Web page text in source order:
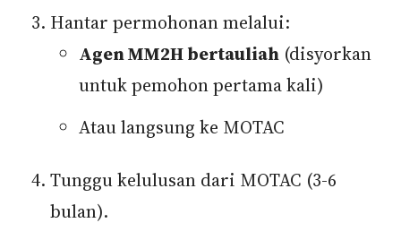
Hantar permohonan melalui:
Agen MM2H bertauliah (disyorkan
untuk pemohon pertama kali)
Atau langsung ke MOTAC
Tunggu kelulusan dari MOTAC (3-6
bulan).